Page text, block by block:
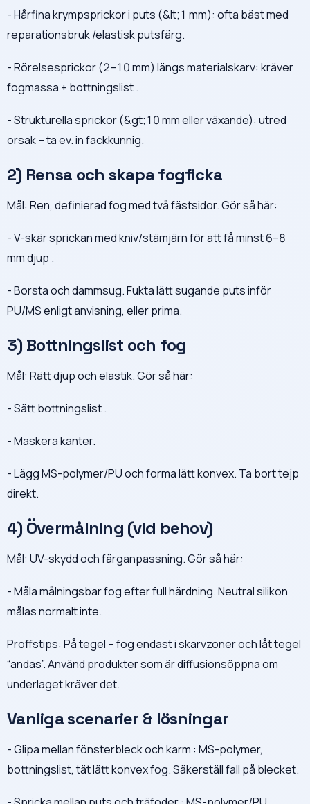
- Hårfina krympsprickor i puts (&lt;1 mm): ofta bäst med
reparationsbruk /elastisk putsfärg.
- Rörelsesprickor (2–10 mm) längs materialskarv: kräver
fogmassa + bottningslist .
- Strukturella sprickor (&gt;10 mm eller växande): utred
orsak – ta ev. in fackkunnig.
2) Rensa och skapa fogficka
Mål: Ren, definierad fog med två fästsidor. Gör så här:
- V-skär sprickan med kniv/stämjärn för att få minst 6–8
mm djup .
- Borsta och dammsug. Fukta lätt sugande puts inför
PU/MS enligt anvisning, eller prima.
3) Bottningslist och fog
Mål: Rätt djup och elastik. Gör så här:
- Sätt bottningslist .
- Maskera kanter.
- Lägg MS-polymer/PU och forma lätt konvex. Ta bort tejp
direkt.
4) Övermålning (vid behov)
Mål: UV-skydd och färganpassning. Gör så här:
- Måla målningsbar fog efter full härdning. Neutral silikon
målas normalt inte.
Proffstips: På tegel – fog endast i skarvzoner och låt tegel
“andas”. Använd produkter som är diffusionsöppna om
underlaget kräver det.
Vanliga scenarier & lösningar
- Glipa mellan fönsterbleck och karm : MS-polymer,
bottningslist, tät lätt konvex fog. Säkerställ fall på blecket.